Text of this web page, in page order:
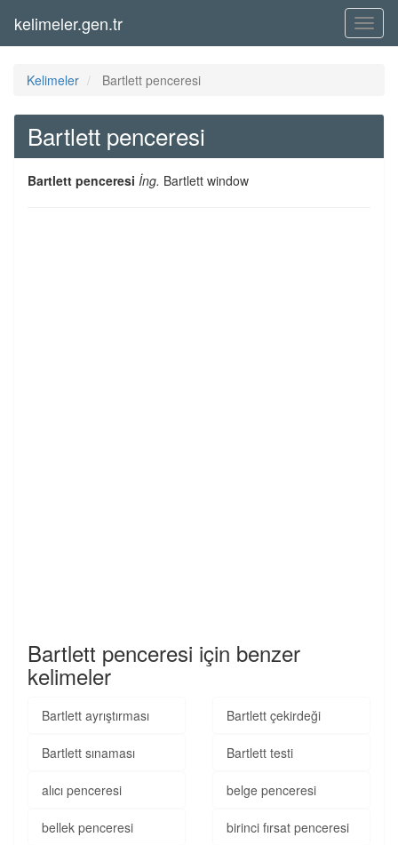
Menü
kelimeler.gen.tr
Kelimeler Bartlett penceresi
Bartlett penceresi
Bartlett penceresi İng. Bartlett window
Bartlett penceresi için benzer
kelimeler
Bartlett ayrıştırması Bartlett çekirdeği
Bartlett sınaması Bartlett testi
alıcı penceresi belge penceresi
bellek penceresi birinci fırsat penceresi